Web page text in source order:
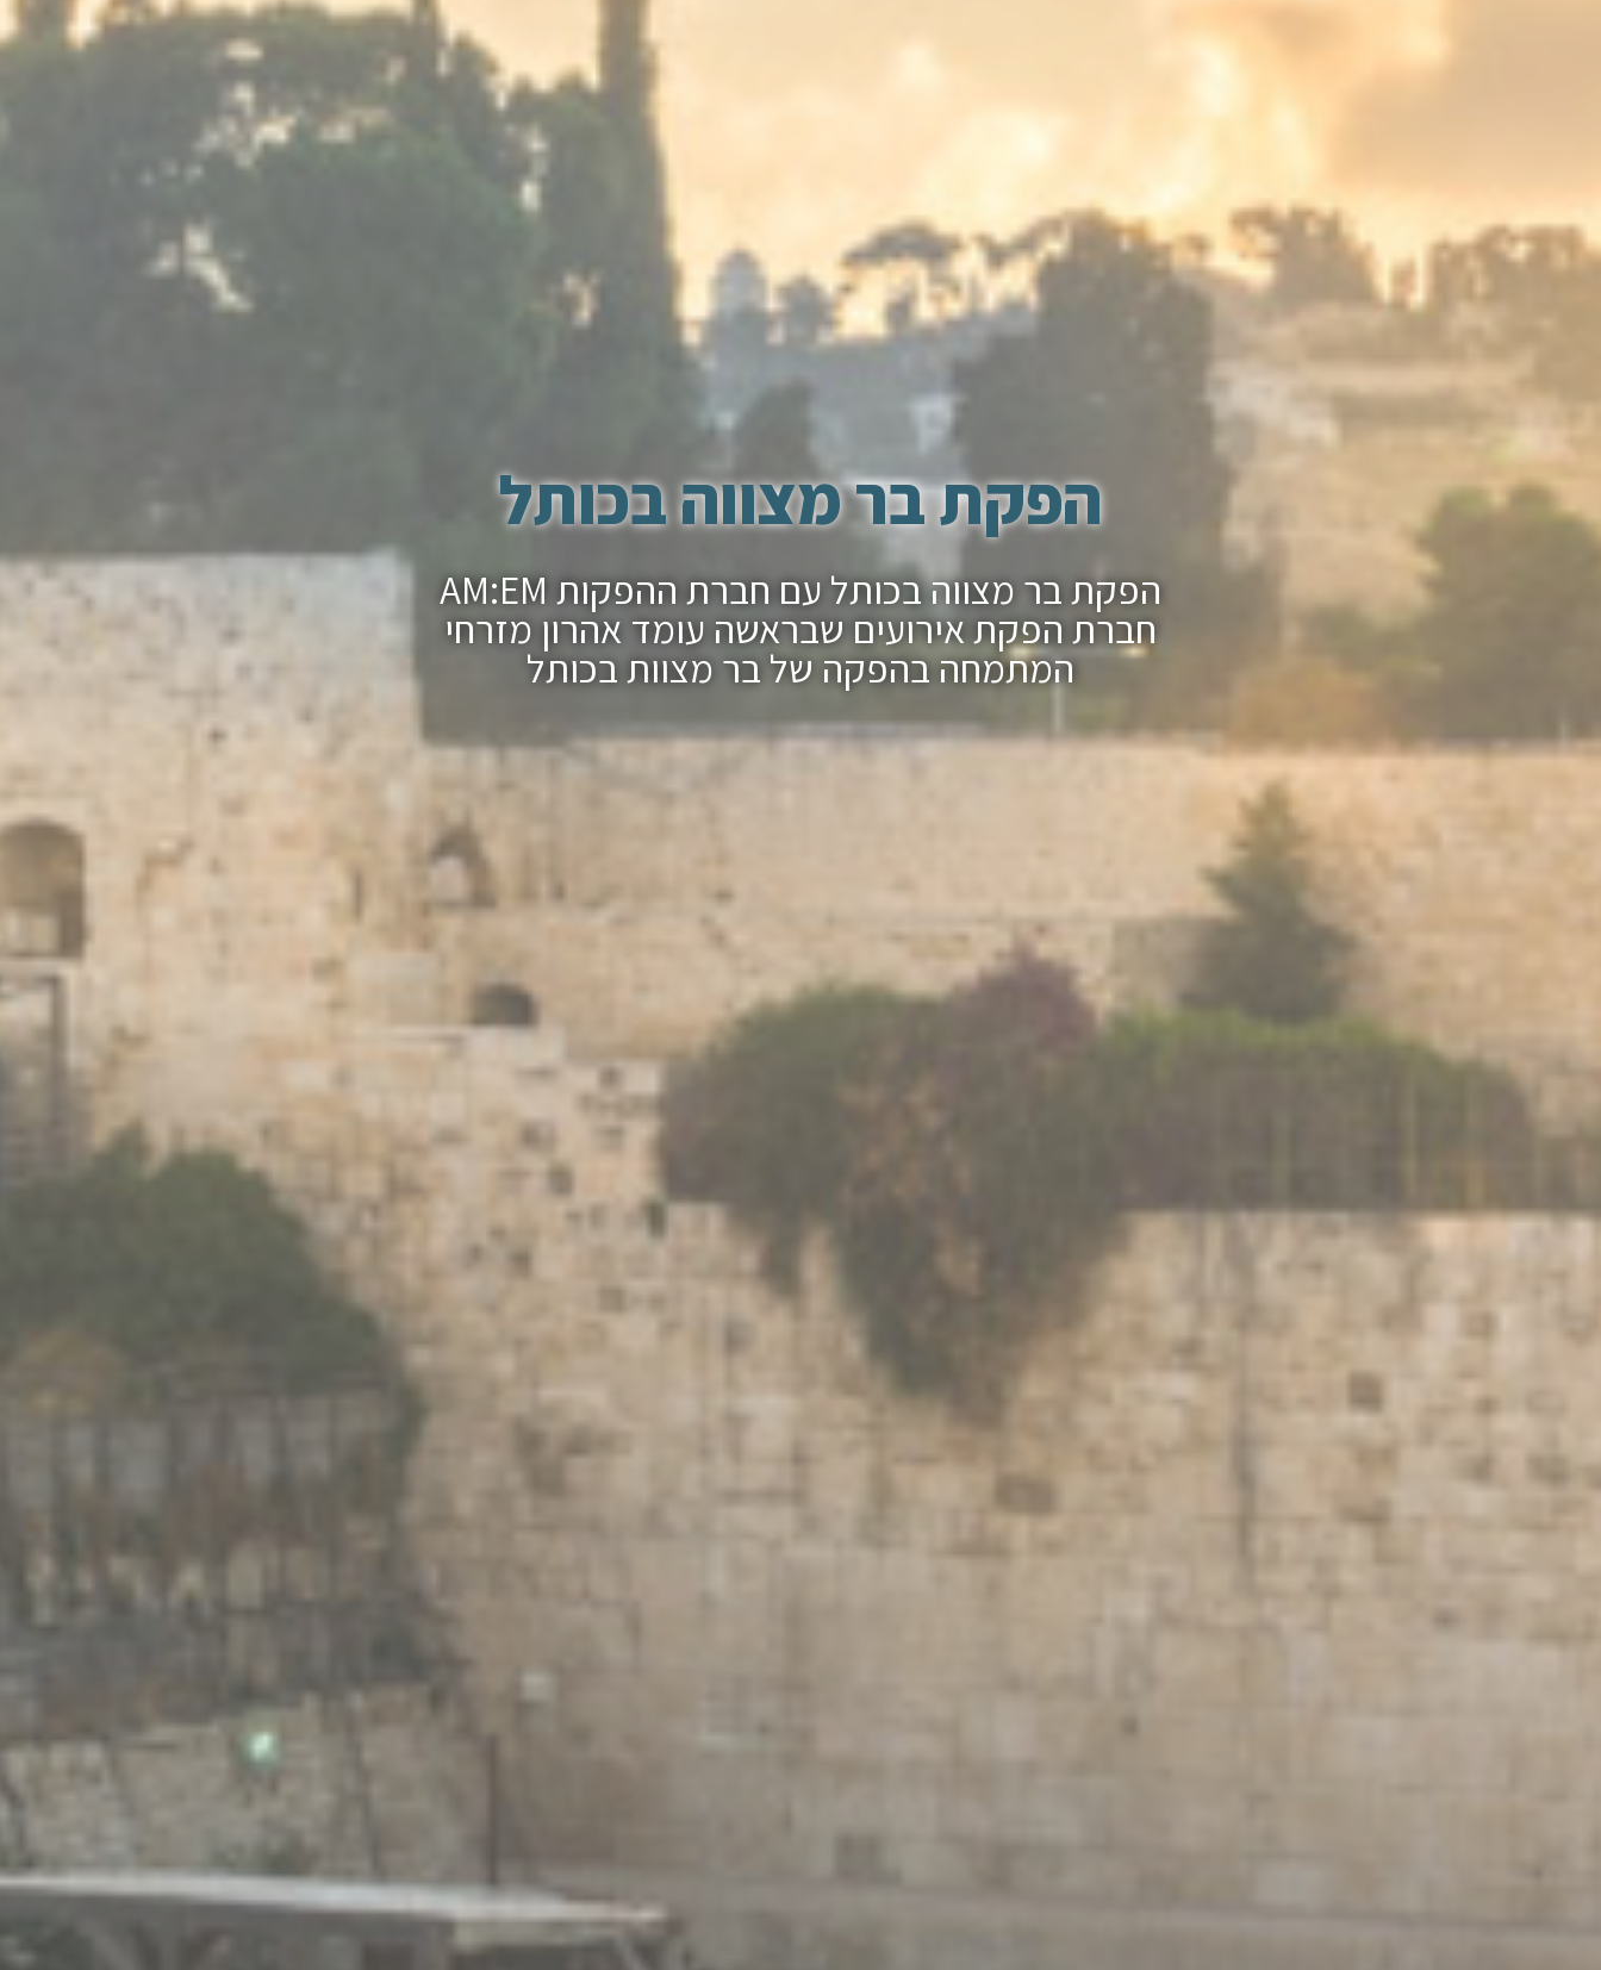
הפקת בר מצווה בכותל
הפקת בר מצווה בכותל עם חברת ההפקות AM:EM
חברת הפקת אירועים שבראשה עומד אהרון מזרחי
המתמחה בהפקה של בר מצוות בכותל